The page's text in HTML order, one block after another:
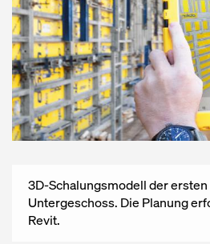
3D-Schalungsmodell der
Untergeschoss. Die Planung
Revit.